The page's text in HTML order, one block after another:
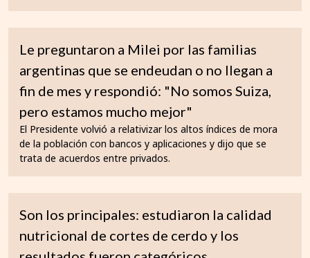
Le preguntaron a Milei por las familias
argentinas que se endeudan o no llegan a
fin de mes y respondió: "No somos Suiza,
pero estamos mucho mejor"
El Presidente volvió a relativizar los altos índices de mora
de la población con bancos y aplicaciones y dijo que se
trata de acuerdos entre privados.
Son los principales: estudiaron la calidad
nutricional de cortes de cerdo y los